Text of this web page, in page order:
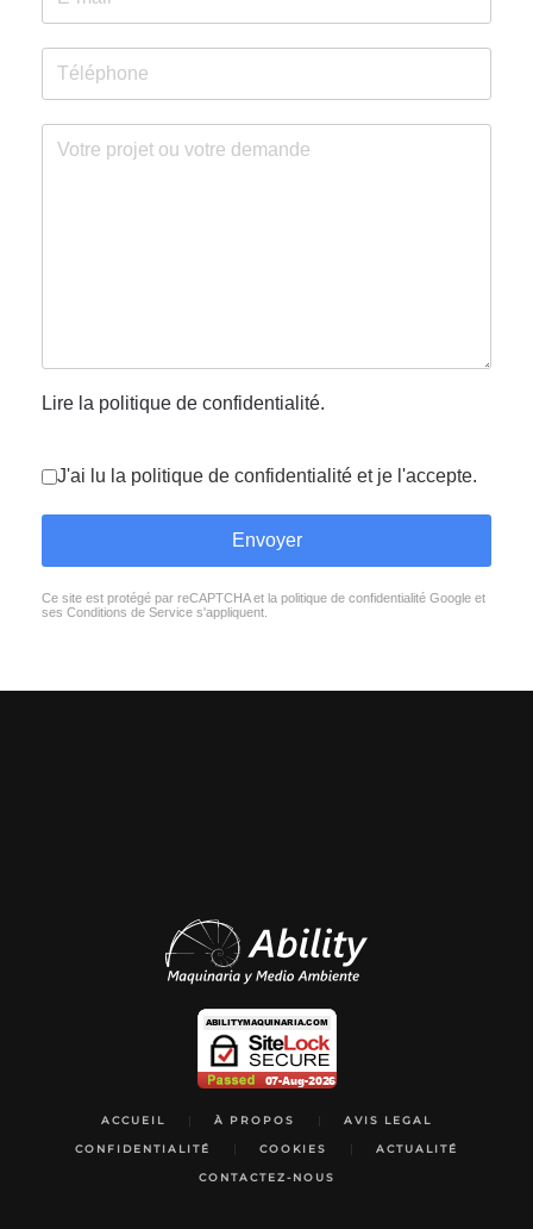
Lire la politique de confidentialité.
J'ai lu la politique de confidentialité et je l'accepte.
Envoyer
reCAPTCHA*
Ce site est protégé par reCAPTCHA et la politique de confidentialité Google et
ses Conditions de Service s'appliquent.
ACCUEIL À PROPOS AVIS LEGAL
CONFIDENTIALITÉ COOKIES ACTUALITÉ
CONTACTEZ-NOUS